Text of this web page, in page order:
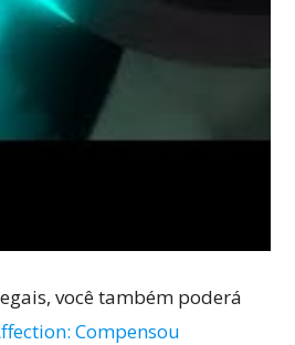
você também poderá
Compensou